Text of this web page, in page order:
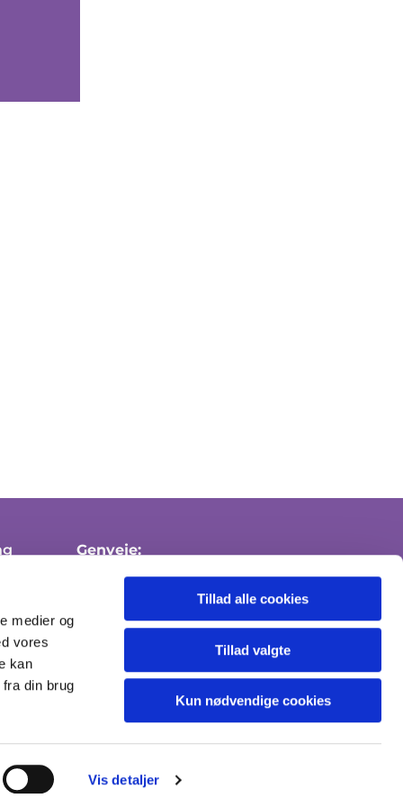
medier og
vores
kan
din brug
Vis detaljer
Tillad alle cookies
Tillad valgte
Kun nødvendige cookies
Genveje:
Medlemskab af folkekirken